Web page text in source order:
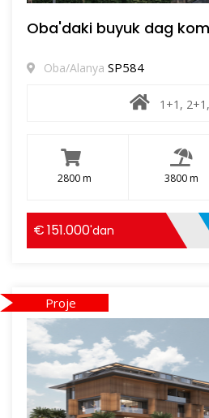
Oba'daki buyuk dag
Oba/Alanya SP584
1+1,
2800 m 3800 m
151.000'dan
Proje